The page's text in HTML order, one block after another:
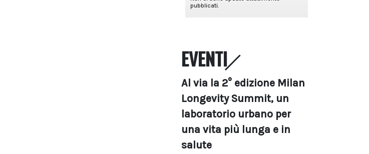
EVENTI
Al via la 2° edizione Milan
Longevity Summit, un
laboratorio urbano per
una vita più lunga e in
salute